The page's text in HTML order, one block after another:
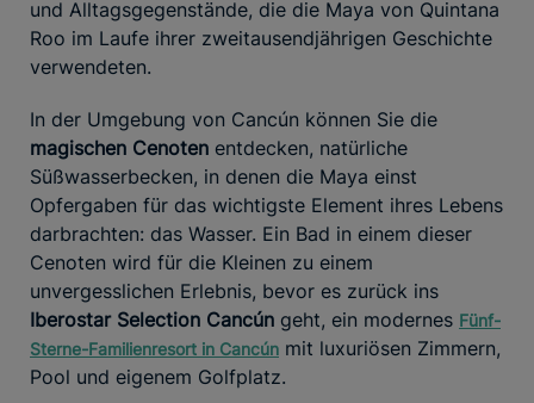
und Alltagsgegenstände, die die Maya von Quintana
Roo im Laufe ihrer zweitausendjährigen Geschichte
verwendeten.
In der Umgebung von Cancún können Sie die
magischen Cenoten entdecken, natürliche
Süßwasserbecken, in denen die Maya einst
Opfergaben für das wichtigste Element ihres Lebens
darbrachten: das Wasser. Ein Bad in einem dieser
Cenoten wird für die Kleinen zu einem
unvergesslichen Erlebnis, bevor es zurück ins
Iberostar Selection Cancún geht, ein modernes Fünf-
Sterne-Familienresort in Cancún mit luxuriösen Zimmern,
Pool und eigenem Golfplatz.